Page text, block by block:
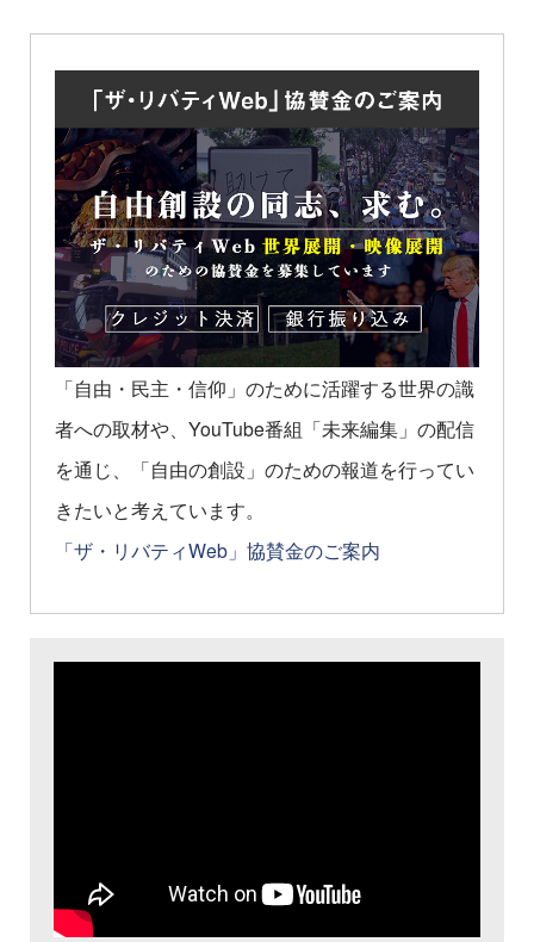
「自由・民主・信仰」のために活躍する世界の識
者への取材や、YouTube番組「未来編集」の配信
を通じ、「自由の創設」のための報道を行ってい
きたいと考えています。
「ザ・リバティWeb」協賛金のご案内